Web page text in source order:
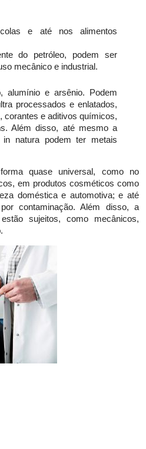
e até nos alimentos
do petróleo, podem ser
mecânico e industrial.
alumínio e arsênio. Podem
processados e enlatados,
corantes e aditivos químicos,
Além disso, até mesmo a
natura podem ter metais
quase universal, como no
em produtos cosméticos como
doméstica e automotiva; e até
contaminação. Além disso, a
sujeitos, como mecânicos,